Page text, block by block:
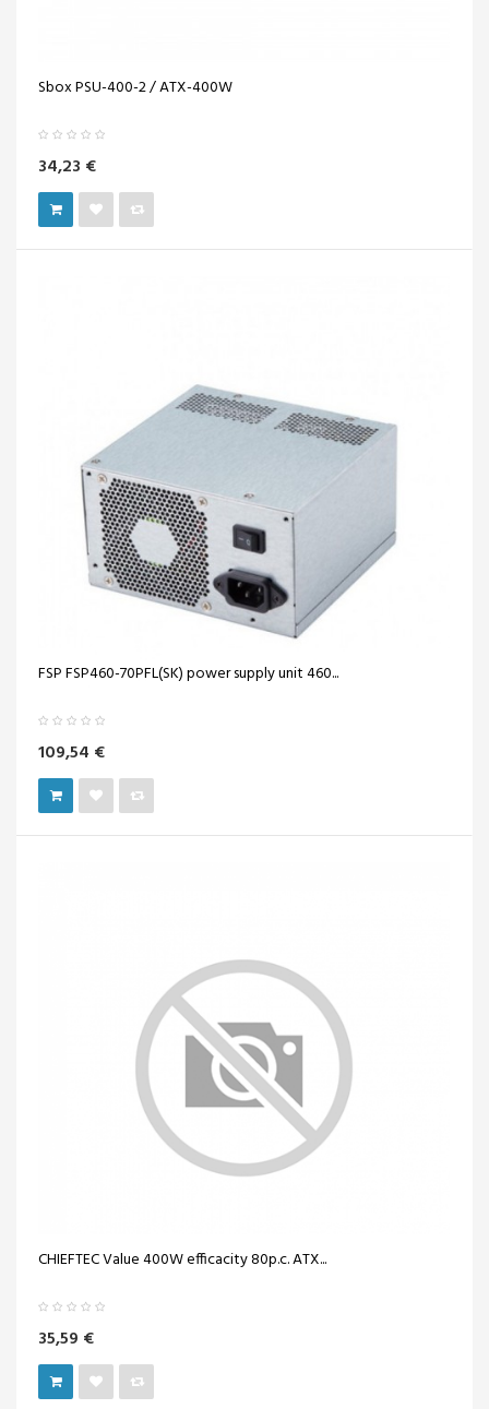
Sbox PSU-400-2 / ATX-400W
34,23 €
FSP FSP460-70PFL(SK) power supply unit 460...
109,54 €
CHIEFTEC Value 400W efficacity 80p.c. ATX...
35,59 €